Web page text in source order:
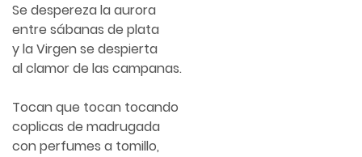
Se despereza la aurora
entre sábanas de plata
y la Virgen se despierta
al clamor de las campanas.
Tocan que tocan tocando
coplicas de madrugada
con perfumes a tomillo,